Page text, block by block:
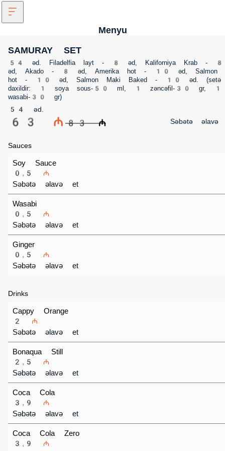
Menyu
SAMURAY SET
54 əd. Filadelfia layt - 8 əd, Kaliforniya Krab - 8 əd, Akado - 8 əd, Amerika
- 10 əd, Salmon hot - 10 əd, Salmon Maki Baked - 10 əd. (setə daxildir: 1
sous-50 ml, 1 zəncəfil-30 gr, 1 wasabi-30 gr)
54 əd.
63 ₼ 83 ₼
Sauces
Soy Sauce
0,5 ₼
Səbətə əlavə et
Wasabi
0,5 ₼
Səbətə əlavə et
Ginger
0,5 ₼
Səbətə əlavə et
Drinks
Cappy Orange
2 ₼
Səbətə əlavə et
Bonaqua Still
2,5 ₼
Səbətə əlavə et
Coca Cola
3,9 ₼
Səbətə əlavə et
Coca Cola Zero